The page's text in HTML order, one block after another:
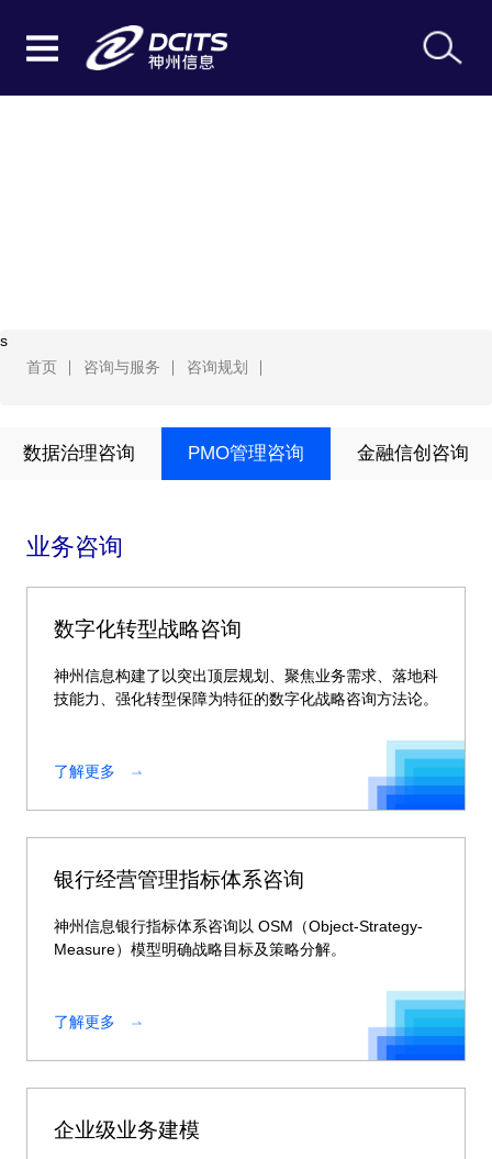
s
首页 咨询与服务 咨询规划
数据治理咨询 PMO管理咨询 金融信创咨询
业务咨询
数字化转型战略咨询
神州信息构建了以突出顶层规划、聚焦业务需求、落地科
技能力、强化转型保障为特征的数字化战略咨询方法论。
了解更多
银行经营管理指标体系咨询
神州信息银行指标体系咨询以 OSM（Object-Strategy-
Measure）模型明确战略目标及策略分解。
了解更多
企业级业务建模